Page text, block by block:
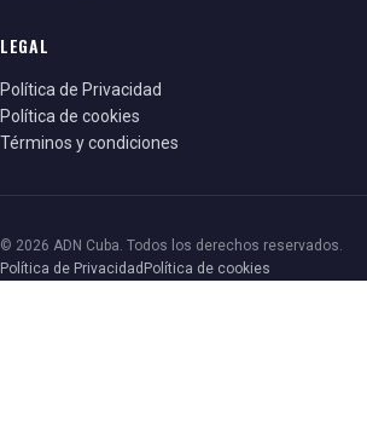
LEGAL
Política de Privacidad
Política de cookies
Términos y condiciones
© 2026 ADN Cuba. Todos los derechos reservados.
Política de Privacidad Política de cookies